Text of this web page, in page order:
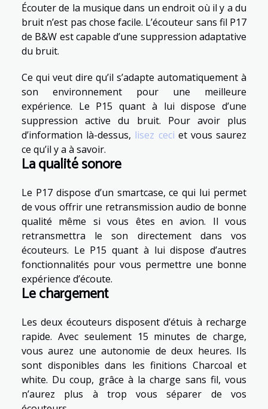
Écouter de la musique dans un endroit où il y a du
bruit n’est pas chose facile. L’écouteur sans fil P17
de B&W est capable d’une suppression adaptative
du bruit.
Ce qui veut dire qu’il s’adapte automatiquement à
son environnement pour une meilleure
expérience. Le P15 quant à lui dispose d’une
suppression active du bruit. Pour avoir plus
d’information là-dessus, lisez ceci et vous saurez
ce qu’il y a à savoir.
La qualité sonore
Le P17 dispose d’un smartcase, ce qui lui permet
de vous offrir une retransmission audio de bonne
qualité même si vous êtes en avion. Il vous
retransmettra le son directement dans vos
écouteurs. Le P15 quant à lui dispose d’autres
fonctionnalités pour vous permettre une bonne
expérience d’écoute.
Le chargement
Les deux écouteurs disposent d’étuis à recharge
rapide. Avec seulement 15 minutes de charge,
vous aurez une autonomie de deux heures. Ils
sont disponibles dans les finitions Charcoal et
white. Du coup, grâce à la charge sans fil, vous
n’aurez plus à trop vous séparer de vos